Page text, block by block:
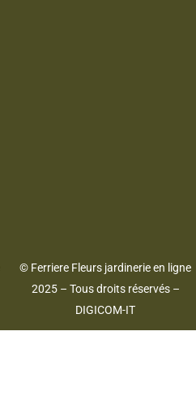
© Ferriere Fleurs jardinerie en ligne
2025 – Tous droits réservés –
DIGICOM-IT